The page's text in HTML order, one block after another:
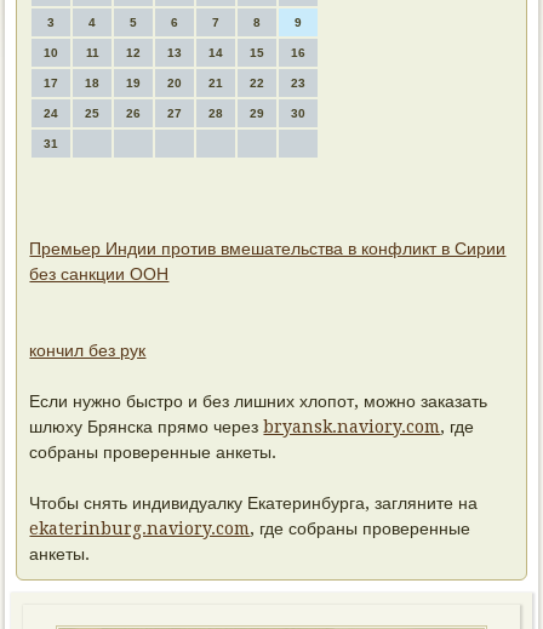
3 4 5 6 7 8 9
10 11 12 13 14 15 16
17 18 19 20 21 22 23
24 25 26 27 28 29 30
31
Премьер Индии против вмешательства в конфликт в Сирии
без санкции ООН
кончил без рук
Если нужно быстро и без лишних хлопот, можно заказать
шлюху Брянска прямо черезbryansk.naviory.com, где
собраны проверенные анкеты.
Чтобы снять индивидуалку Екатеринбурга, загляните на
ekaterinburg.naviory.com, где собраны проверенные
анкеты.